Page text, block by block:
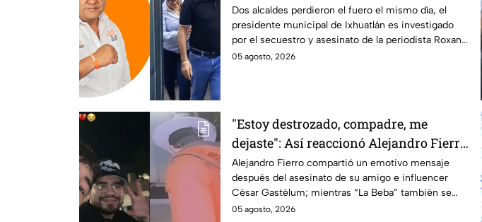
implicado en el asesinato de la
periodista Roxana Guzmán
Dos alcaldes perdieron el fuero el mismo día, el
presidente municipal de Ixhuatlán es investigado
por el secuestro y asesinato de la periodista Roxana
Guzmán en Veracruz.
05 agosto, 2026
"Estoy destrozado, compadre, me
dejaste": Así reaccionó Alejandro Fierro
al asesinato del influencer César
Gastélum
Alejandro Fierro compartió un emotivo mensaje
después del asesinato de su amigo e influencer
César Gastélum; mientras “La Beba” también se
enteró del fallecimiento en un live de TikTok.
05 agosto, 2026